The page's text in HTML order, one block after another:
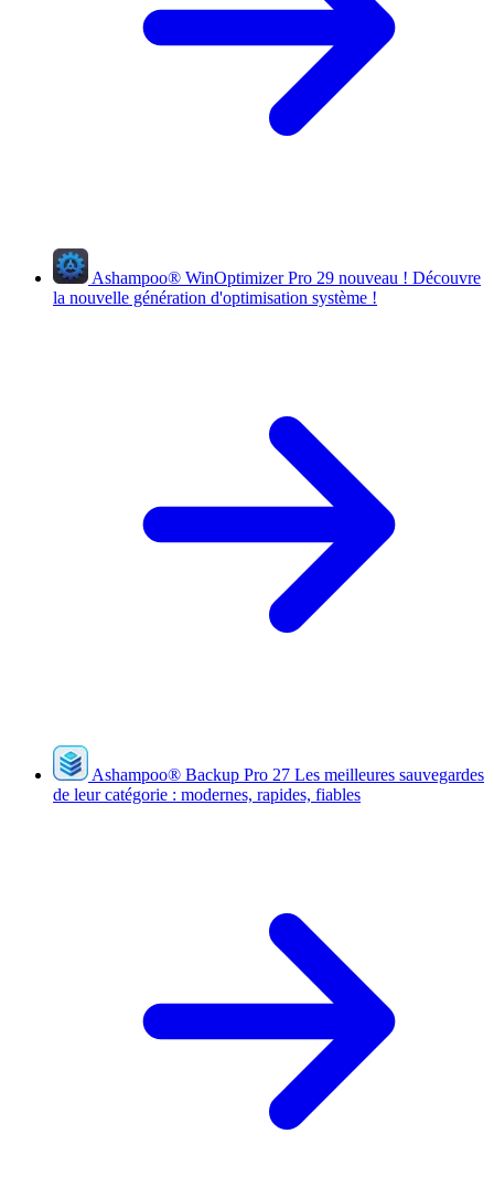
Ashampoo® WinOptimizer Pro 29 nouveau ! Découvre
la nouvelle génération d'optimisation système !
Ashampoo® Backup Pro 27 Les meilleures sauvegardes
de leur catégorie : modernes, rapides, fiables